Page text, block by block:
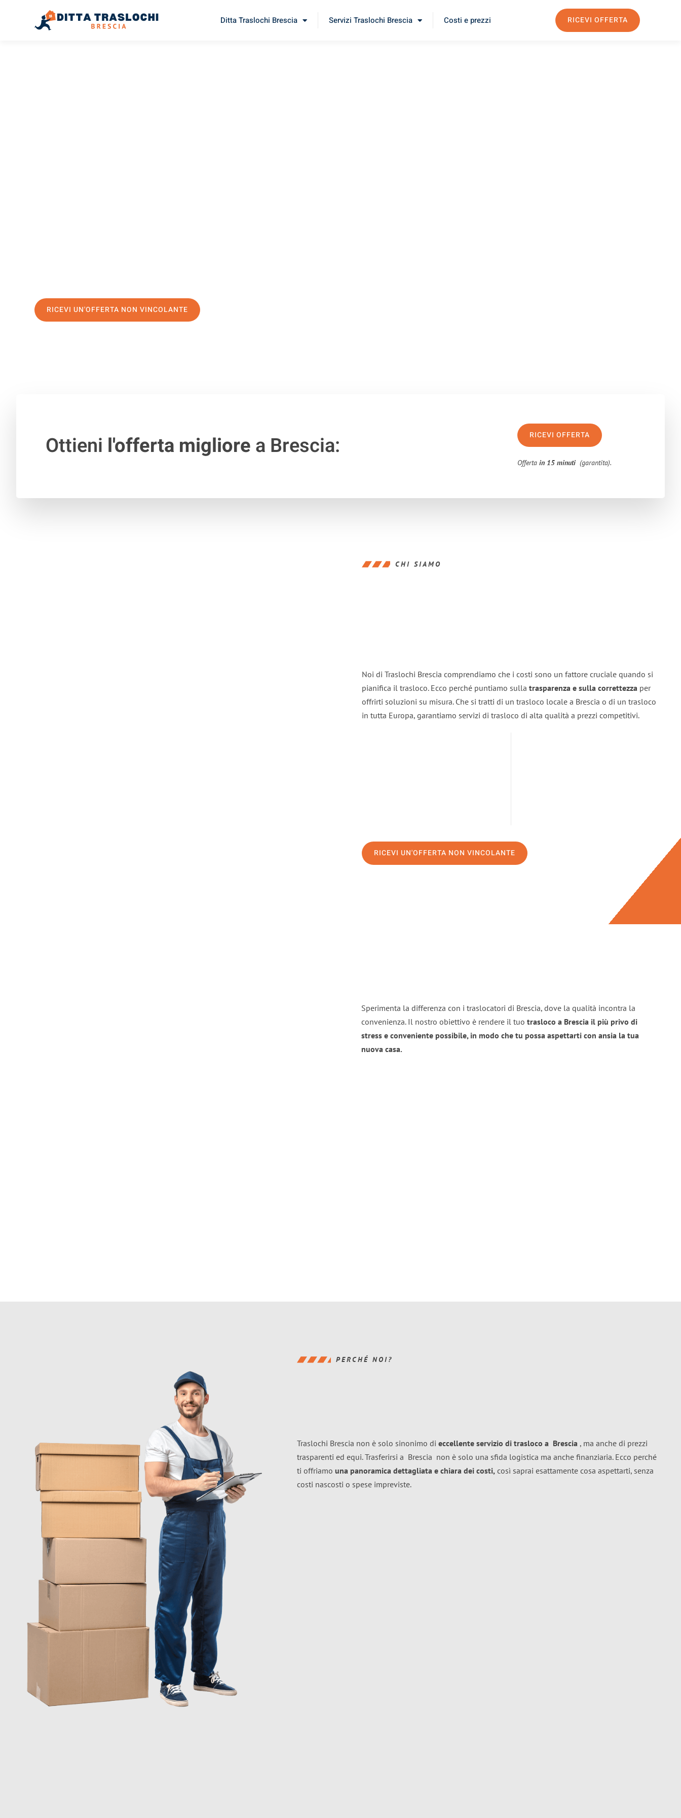
Ditta Traslochi Brescia Servizi Traslochi Brescia Costi e prezzi RICEVI OFFERTA
RICEVI UN'OFFERTA NON VINCOLANTE
Ottieni l'offerta migliorea Brescia: RICEVI OFFERTA
Offertain 15 minuti (garantita).
CHI SIAMO
Noi di Traslochi Brescia comprendiamo che i costi sono un fattore cruciale quando si
pianifica il trasloco. Ecco perché puntiamo sulla trasparenza e sulla correttezza per
offrirti soluzioni su misura. Che si tratti di un trasloco locale a Brescia o di un trasloco
in tutta Europa, garantiamo servizi di trasloco di alta qualità a prezzi competitivi.
RICEVI UN'OFFERTA NON VINCOLANTE
Sperimenta la differenza con i traslocatori di Brescia, dove la qualità incontra la
convenienza. Il nostro obiettivo è rendere il tuo trasloco a Brescia il più privo di
stress e conveniente possibile, in modo che tu possa aspettarti con ansia la tua
nuova casa.
PERCHÉ NOI?
Traslochi Brescia non è solo sinonimo di eccellente servizio di trasloco a Brescia , ma anche di prezzi
trasparenti ed equi. Trasferirsi a Brescia non è solo una sfida logistica ma anche finanziaria. Ecco perché
ti offriamo una panoramica dettagliata e chiara dei costi, così saprai esattamente cosa aspettarti, senza
costi nascosti o spese impreviste.